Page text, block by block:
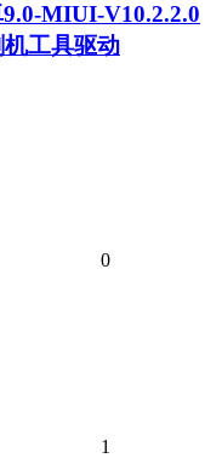
MIUI-V10.2.2.0
工具驱动
0
1